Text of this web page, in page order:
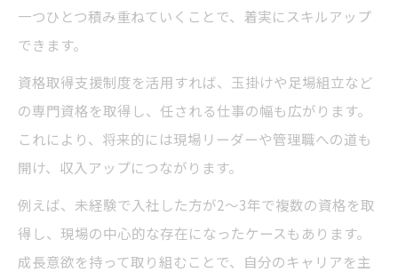
一つひとつ積み重ねていくことで、着実にスキルアップ
できます。
資格取得支援制度を活用すれば、玉掛けや足場組立など
の専門資格を取得し、任される仕事の幅も広がります。
これにより、将来的には現場リーダーや管理職への道も
開け、収入アップにつながります。
例えば、未経験で入社した方が2〜3年で複数の資格を取
得し、現場の中心的な存在になったケースもあります。
成長意欲を持って取り組むことで、自分のキャリアを主